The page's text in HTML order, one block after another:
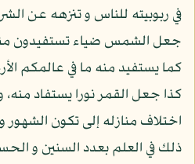
في ربوبيته للناس و تنزهه عن
جعل الشمس ضياء تستفيدون
كما يستفيد منه ما في عالمكم
كذا جعل القمر نورا يستفاد منه،
اختلاف منازله إلى تكون
ذلك في العلم بعدد السنين و